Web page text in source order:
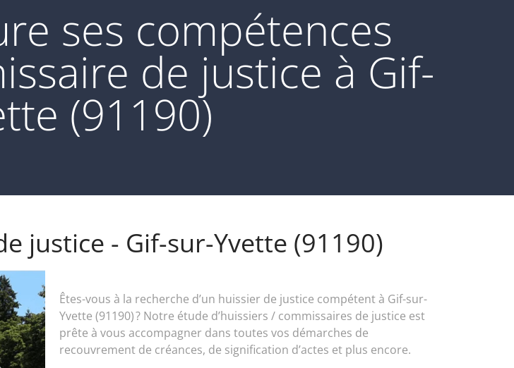
ses compétences
de justice à Gif-
(91190)
justice - Gif-sur-Yvette (91190)
Êtes-vous à la recherche d’un huissier de justice compétent à Gif-sur-
Yvette (91190) ? Notre étude d’huissiers / commissaires de justice est
prête à vous accompagner dans toutes vos démarches de
recouvrement de créances, de signification d’actes et plus encore.